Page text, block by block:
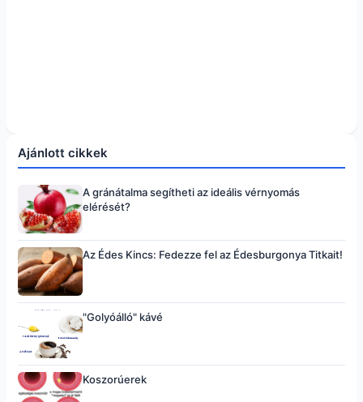
Ajánlott cikkek
A gránátalma segítheti az ideális vérnyomás
elérését?
Az Édes Kincs: Fedezze fel az Édesburgonya Titkait!
"Golyóálló" kávé
Koszorúerek